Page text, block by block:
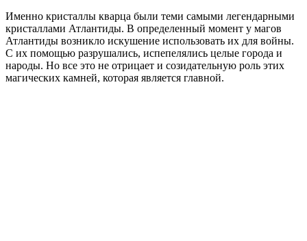
Именно кристаллы кварца были теми самыми легендарными
кристаллами Атлантиды. В определенный момент у магов
Атлантиды возникло искушение использовать их для войны.
С их помощью разрушались, испепелялись целые города и
народы. Но все это не отрицает и созидательную роль этих
магических камней, которая является главной.